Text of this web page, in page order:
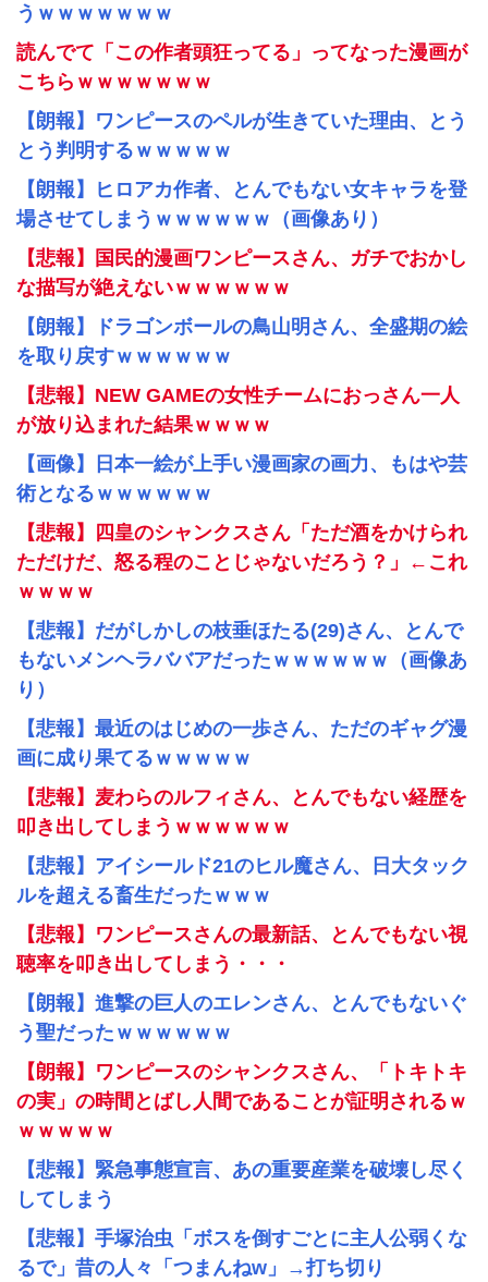
うｗｗｗｗｗｗｗ
読んでて「この作者頭狂ってる」ってなった漫画が
こちらｗｗｗｗｗｗｗ
【朗報】ワンピースのペルが生きていた理由、とう
とう判明するｗｗｗｗｗ
【朗報】ヒロアカ作者、とんでもない女キャラを登
場させてしまうｗｗｗｗｗｗ（画像あり）
【悲報】国民的漫画ワンピースさん、ガチでおかし
な描写が絶えないｗｗｗｗｗｗ
【朗報】ドラゴンボールの鳥山明さん、全盛期の絵
を取り戻すｗｗｗｗｗｗ
【悲報】NEW GAMEの女性チームにおっさん一人
が放り込まれた結果ｗｗｗｗ
【画像】日本一絵が上手い漫画家の画力、もはや芸
術となるｗｗｗｗｗｗ
【悲報】四皇のシャンクスさん「ただ酒をかけられ
ただけだ、怒る程のことじゃないだろう？」←これ
ｗｗｗｗ
【悲報】だがしかしの枝垂ほたる(29)さん、とんで
もないメンヘラババアだったｗｗｗｗｗｗ（画像あ
り）
【悲報】最近のはじめの一歩さん、ただのギャグ漫
画に成り果てるｗｗｗｗｗ
【悲報】麦わらのルフィさん、とんでもない経歴を
叩き出してしまうｗｗｗｗｗｗ
【悲報】アイシールド21のヒル魔さん、日大タック
ルを超える畜生だったｗｗｗ
【悲報】ワンピースさんの最新話、とんでもない視
聴率を叩き出してしまう・・・
【朗報】進撃の巨人のエレンさん、とんでもないぐ
う聖だったｗｗｗｗｗｗ
【朗報】ワンピースのシャンクスさん、「トキトキ
の実」の時間とばし人間であることが証明されるｗ
ｗｗｗｗｗ
【悲報】緊急事態宣言、あの重要産業を破壊し尽く
してしまう
【悲報】手塚治虫「ボスを倒すごとに主人公弱くな
るで」昔の人々「つまんねw」→打ち切り